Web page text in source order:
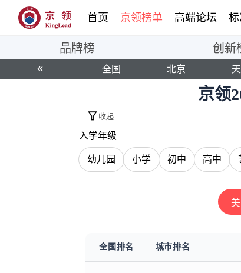
首页 京领榜单 高端论坛
京领
收起
品牌榜 创新
全国 北京
入学年级
幼儿园 小学 初中 高中
全国 排名 城市排名